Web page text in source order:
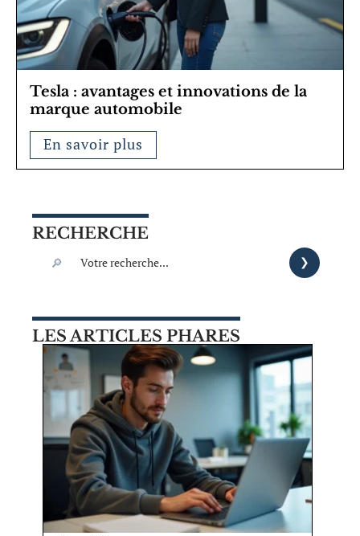
Tesla : avantages et innovations de la
marque automobile
En savoir plus
RECHERCHE
LES ARTICLES PHARES